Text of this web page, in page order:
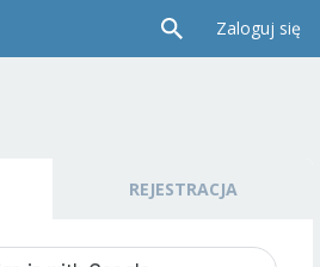
Zaloguj się
REJESTRACJA